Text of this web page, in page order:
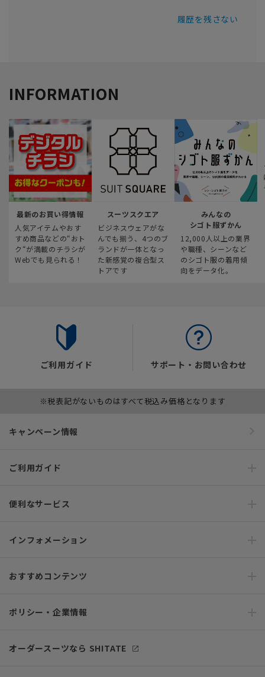
履歴を残さない
INFORMATION
最新のお買い得情報
人気アイテムやおす
すめ商品などの“おト
ク“が満載のチラシが
Webでも見られる！
スーツスクエア
ビジネスウェアがな
んでも揃う、4つのブ
ランドが一体となっ
た新感覚の複合型ス
トアです
みんなの
シゴト服ずかん
12,000人以上の業界
や職種、シーンなど
のシゴト服の着用傾
向をデータ化。
ご利用ガイド サポート・お問い合わせ
※税表記がないものはすべて税込み価格となります
キャンペーン情報
ご利用ガイド
便利なサービス
インフォメーション
おすすめコンテンツ
ポリシー・企業情報
オーダースーツなら SHITATE